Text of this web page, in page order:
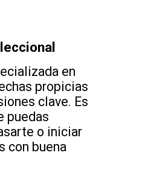
en
propicias
clave. Es
puedas
o iniciar
con buena